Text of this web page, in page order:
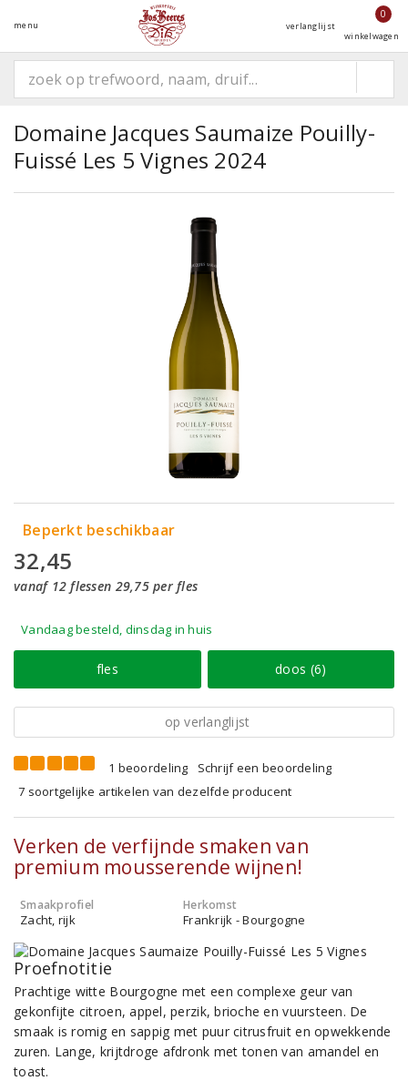
menu verlanglijst
0
winkelwagen
Domaine Jacques Saumaize Pouilly-
Fuissé Les 5 Vignes 2024
Beperkt beschikbaar
32,45
vanaf 12 flessen 29,75 per fles
Vandaag besteld, dinsdag in huis
fles doos (6)
op verlanglijst
1 beoordeling
Schrijf een beoordeling
7 soortgelijke artikelen van dezelfde producent
Verken de verfijnde smaken van
premium mousserende wijnen!
Smaakprofiel
Zacht, rijk
Herkomst
Frankrijk - Bourgogne
Proefnotitie
Prachtige witte Bourgogne met een complexe geur van
gekonfijte citroen, appel, perzik, brioche en vuursteen. De
smaak is romig en sappig met puur citrusfruit en opwekkende
zuren. Lange, krijtdroge afdronk met tonen van amandel en
toast.